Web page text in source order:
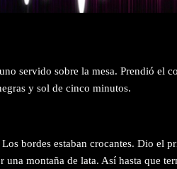
servido sobre la mesa. Prendió el
y sol de cinco minutos.
bordes estaban crocantes. Dio el
montaña de lata. Así hasta que